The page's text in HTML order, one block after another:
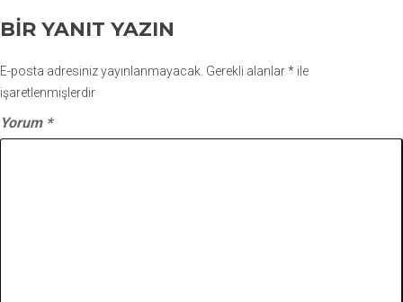
BIR YANIT YAZIN
E-posta adresiniz yayınlanmayacak. Gerekli alanlar* ile
işaretlenmişlerdir
Yorum *